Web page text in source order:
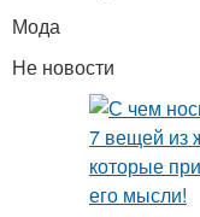
Мода
Не новости